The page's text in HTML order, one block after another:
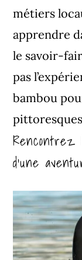
métiers
apprendre
le savoir-
pas
bambou
Rencontrez
d’une